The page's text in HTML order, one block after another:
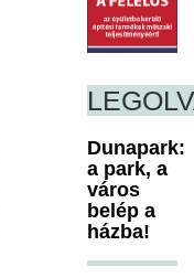
Dunapark:
a park, a
város
belép a
házba!